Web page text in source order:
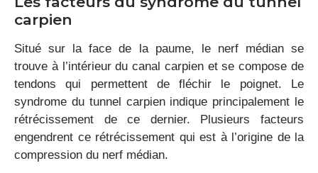
carpien
Situé sur la face de la paume, le nerf médian se
trouve à l’intérieur du canal carpien et se compose de
tendons qui permettent de fléchir le poignet. Le
syndrome du tunnel carpien indique principalement le
rétrécissement de ce dernier. Plusieurs facteurs
engendrent ce rétrécissement qui est à l’origine de la
compression du nerf médian.